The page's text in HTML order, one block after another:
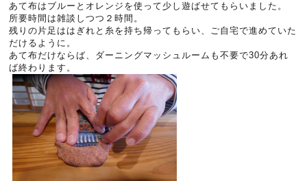
あて布はブルーとオレンジを使って少し遊ばせてもらいました。
所要時間は雑談しつつ２時間。
残りの片足ははぎれと糸を持ち帰ってもらい、ご自宅で進めていた
だけるように。
あて布だけならば、ダーニングマッシュルームも不要で30分あれ
ば終わります。